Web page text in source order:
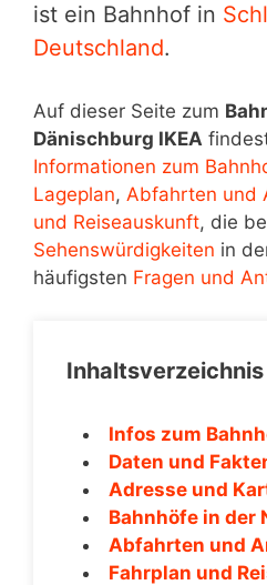
ist ein Bahnhof in
Deutschland.
Auf dieser Seite zum
Dänischburg IKEA
Informationen zum
Lageplan, Abfahrten und
und Reiseauskunft, die
Sehenswürdigkeiten in
häufigsten Fragen und
Inhaltsverzeichnis
Infos zum
Daten und
Adresse und
Bahnhöfe in der
Abfahrten und
Fahrplan und